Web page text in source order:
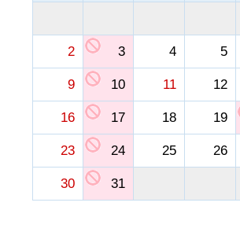
2 3 4 5
9 10 11 12
16 17 18 19
23 24 25 26
30 31